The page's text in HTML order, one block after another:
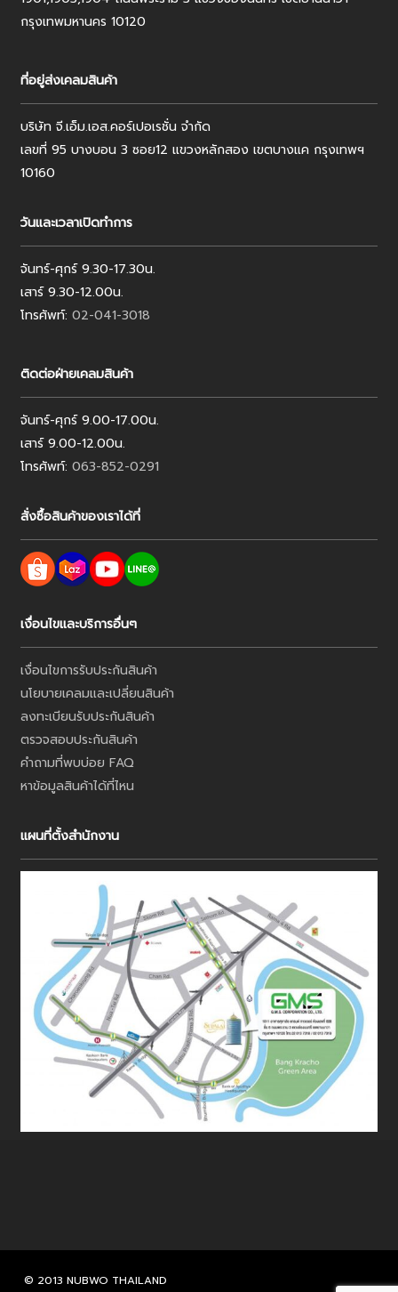
กรุงเทพมหานคร 10120
ที่อยู่ส่งเคลมสินค้า
บริษัท จี.เอ็ม.เอส.คอร์เปอเรชั่น จำกัด
เลขที่ 95 บางบอน 3 ซอย12 แขวงหลักสอง เขตบางแค กรุงเทพฯ
10160
วันและเวลาเปิดทำการ
จันทร์-ศุกร์ 9.30-17.30น.
เสาร์ 9.30-12.00น.
โทรศัพท์: 02-041-3018
ติดต่อฝ่ายเคลมสินค้า
จันทร์-ศุกร์ 9.00-17.00น.
เสาร์ 9.00-12.00น.
โทรศัพท์: 063-852-0291
สั่งซื้อสินค้าของเราได้ที่
เงื่อนไขและบริการอื่นๆ
เงื่อนไขการรับประกันสินค้า
นโยบายเคลมและเปลี่ยนสินค้า
ลงทะเบียนรับประกันสินค้า
ตรวจสอบประกันสินค้า
คำถามที่พบบ่อย FAQ
หาข้อมูลสินค้าได้ที่ไหน
แผนที่ตั้งสำนักงาน
© 2013 NUBWO THAILAND